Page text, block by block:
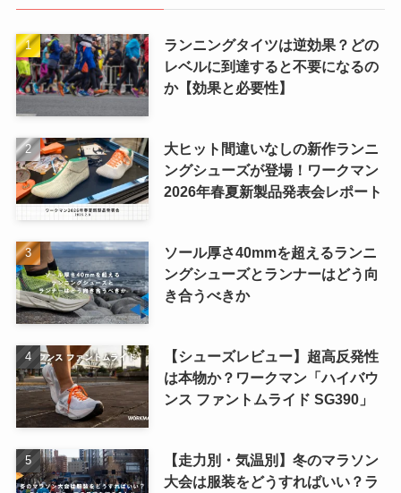
ランニングタイツは逆効果？どの
レベルに到達すると不要になるの
か【効果と必要性】
大ヒット間違いなしの新作ランニ
ングシューズが登場！ワークマン
2026年春夏新製品発表会レポート
ソール厚さ40mmを超えるランニ
ングシューズとランナーはどう向
き合うべきか
【シューズレビュー】超高反発性
は本物か？ワークマン「ハイバウ
ンス ファントムライド SG390」
【走力別・気温別】冬のマラソン
大会は服装をどうすればいい？ラ